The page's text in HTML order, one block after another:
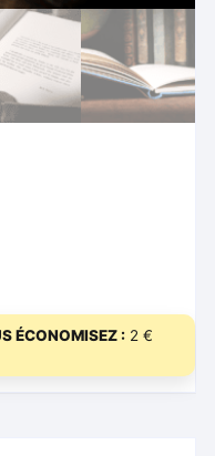
ÉCONOMISEZ : 2 €